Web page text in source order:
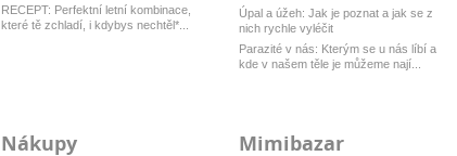
RECEPT: Perfektní letní kombinace,
které tě zchladí, i kdybys nechtěl*...
Úpal a úžeh: Jak je poznat a jak se z
nich rychle vyléčit
Parazité v nás: Kterým se u nás líbí a
kde v našem těle je můžeme nají...
Nákupy Mimibazar